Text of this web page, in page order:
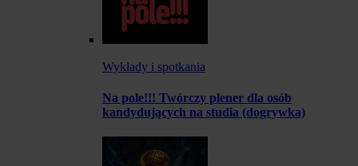
Wykłady i spotkania
Na pole!!! Twórczy plener dla osób
kandydujących na studia (dogrywka)